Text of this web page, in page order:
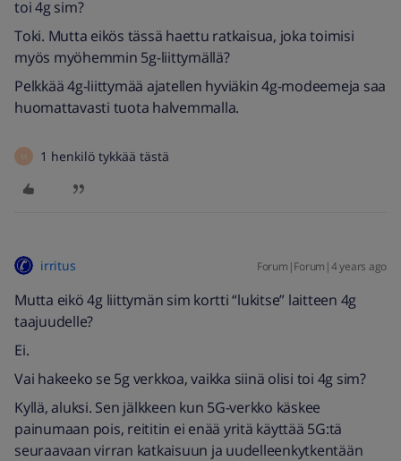
toi 4g sim?
Toki. Mutta eikös tässä haettu ratkaisua, joka toimisi
myös myöhemmin 5g-liittymällä?
Pelkkää 4g-liittymää ajatellen hyviäkin 4g-modeemeja saa
huomattavasti tuota halvemmalla.
M 1 henkilö tykkää tästä
irritus Forum|Forum|4 years ago
Mutta eikö 4g liittymän sim kortti “lukitse” laitteen 4g
taajuudelle?
Ei.
Vai hakeeko se 5g verkkoa, vaikka siinä olisi toi 4g sim?
Kyllä, aluksi. Sen jälkkeen kun 5G-verkko käskee
painumaan pois, reititin ei enää yritä käyttää 5G:tä
seuraavaan virran katkaisuun ja uudelleenkytkentään